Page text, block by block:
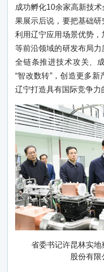
成功孵化10余家高新技
果展示后说，要把基础
利用辽宁应用场景优势
等前沿领域的研发布局力
全链条推进技术攻关、
“智改数转”，创造更多
辽宁打造具有国际竞争力
省委书记许昆林实
股份有限